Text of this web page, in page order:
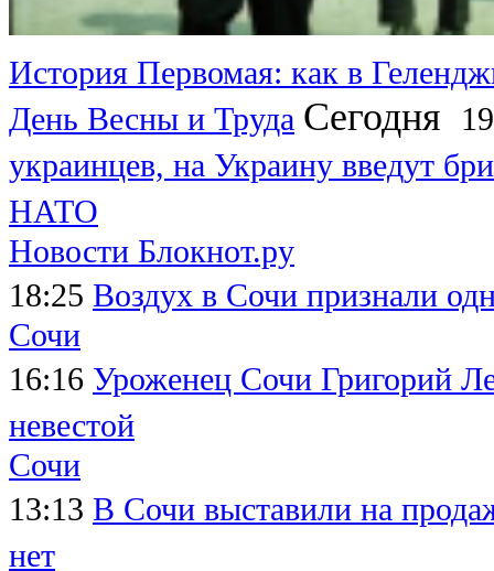
История Первомая: как в
День Весны и Труда Сегодня
украинцев, на Украину введут
НАТО
Новости Блокнот.ру
18:25 Воздух в Сочи признали
Сочи
16:16 Уроженец Сочи Григорий
невестой
Сочи
13:13 В Сочи выставили на
нет